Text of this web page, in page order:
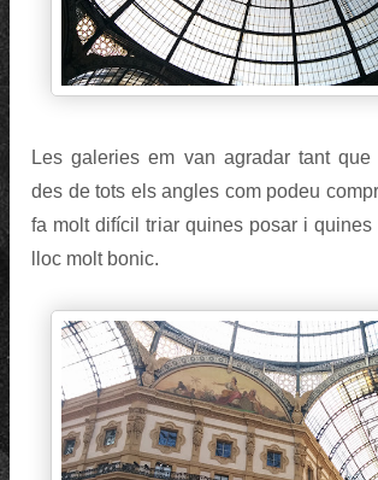
Les galeries em van agradar tant
des de tots els angles com podeu
fa molt difícil triar quines posar i
lloc molt bonic.